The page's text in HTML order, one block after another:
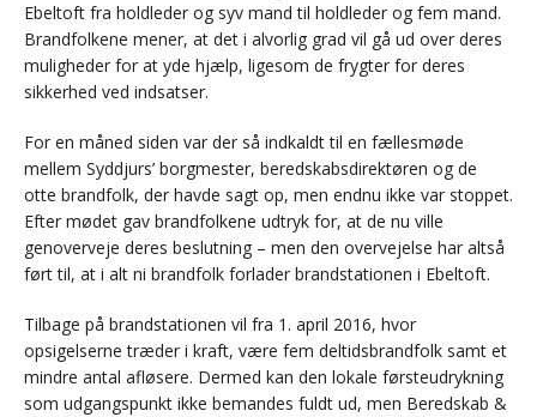
Ebeltoft fra holdleder og syv mand til holdleder og fem mand.
Brandfolkene mener, at det i alvorlig grad vil gå ud over deres
muligheder for at yde hjælp, ligesom de frygter for deres
sikkerhed ved indsatser.
For en måned siden var der så indkaldt til en fællesmøde
mellem Syddjurs’ borgmester, beredskabsdirektøren og de
otte brandfolk, der havde sagt op, men endnu ikke var stoppet.
Efter mødet gav brandfolkene udtryk for, at de nu ville
genoverveje deres beslutning – men den overvejelse har altså
ført til, at i alt ni brandfolk forlader brandstationen i Ebeltoft.
Tilbage på brandstationen vil fra 1. april 2016, hvor
opsigelserne træder i kraft, være fem deltidsbrandfolk samt et
mindre antal afløsere. Dermed kan den lokale førsteudrykning
som udgangspunkt ikke bemandes fuldt ud, men Beredskab &